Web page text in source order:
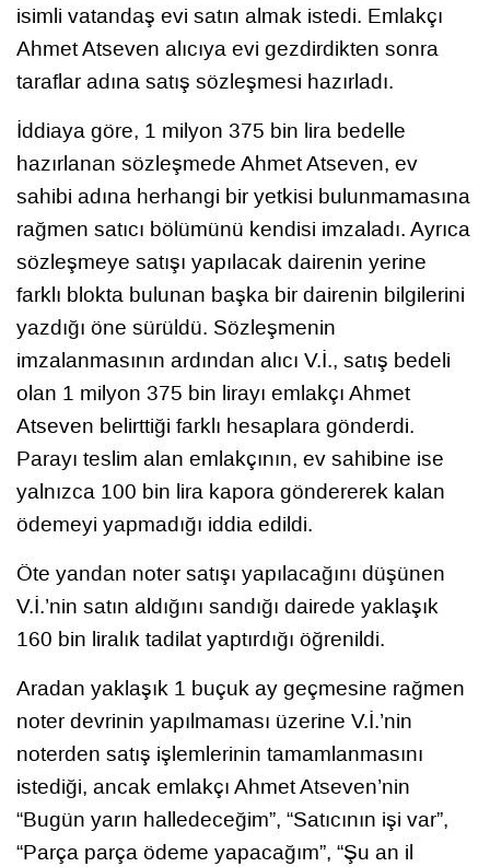
isimli vatandaş evi satın almak istedi. Emlakçı
Ahmet Atseven alıcıya evi gezdirdikten sonra
taraflar adına satış sözleşmesi hazırladı.
İddiaya göre, 1 milyon 375 bin lira bedelle
hazırlanan sözleşmede Ahmet Atseven, ev
sahibi adına herhangi bir yetkisi bulunmamasına
rağmen satıcı bölümünü kendisi imzaladı. Ayrıca
sözleşmeye satışı yapılacak dairenin yerine
farklı blokta bulunan başka bir dairenin bilgilerini
yazdığı öne sürüldü. Sözleşmenin
imzalanmasının ardından alıcı V.İ., satış bedeli
olan 1 milyon 375 bin lirayı emlakçı Ahmet
Atseven belirttiği farklı hesaplara gönderdi.
Parayı teslim alan emlakçının, ev sahibine ise
yalnızca 100 bin lira kapora göndererek kalan
ödemeyi yapmadığı iddia edildi.
Öte yandan noter satışı yapılacağını düşünen
V.İ.’nin satın aldığını sandığı dairede yaklaşık
160 bin liralık tadilat yaptırdığı öğrenildi.
Aradan yaklaşık 1 buçuk ay geçmesine rağmen
noter devrinin yapılmaması üzerine V.İ.’nin
noterden satış işlemlerinin tamamlanmasını
istediği, ancak emlakçı Ahmet Atseven’nin
“Bugün yarın halledeceğim”, “Satıcının işi var”,
“Parça parça ödeme yapacağım”, “Şu an il